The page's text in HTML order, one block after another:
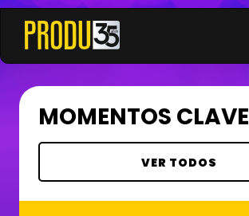
MOMENTOS CLAVE
VER TODOS